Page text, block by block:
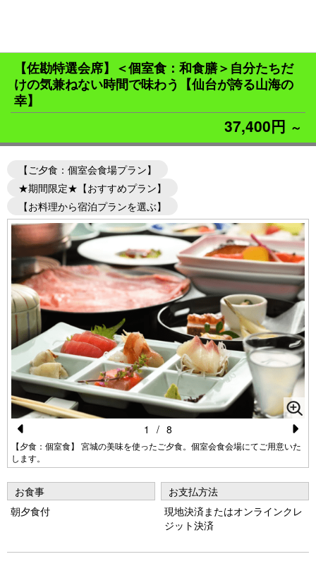
【佐勘特選会席】＜個室食：和食膳＞自分たちだ
けの気兼ねない時間で味わう【仙台が誇る山海の
幸】
37,400円 ～
【ご夕食：個室会食場プラン】
★期間限定★【おすすめプラン】
【お料理から宿泊プランを選ぶ】
Pr
e
vi
o
s
【夕食：個室食】 宮城の美味を使ったご夕食。個室会食会場にてご用意いた
します。
N
e
xt
1 / 8
お食事
朝夕食付
お支払方法
現地決済またはオンラインクレ
ジット決済